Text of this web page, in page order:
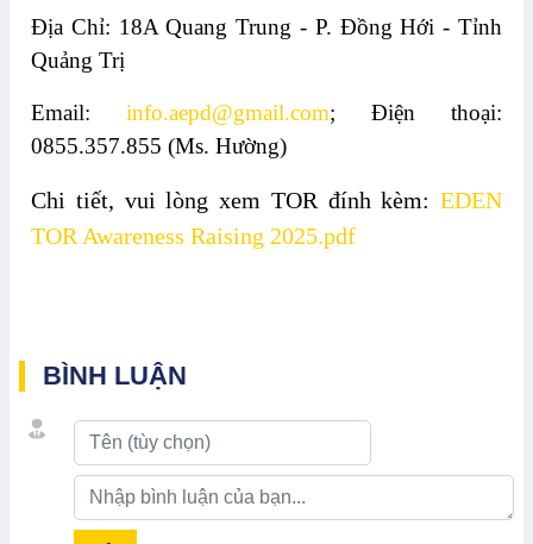
Địa Chỉ: 18A Quang Trung - P. Đồng Hới - Tỉnh
Quảng Trị
Email: info.aepd@gmail.com; Điện thoại:
0855.357.855 (Ms. Hường)
Chi tiết, vui lòng xem TOR đính kèm: EDEN
TOR Awareness Raising 2025.pdf
BÌNH LUẬN